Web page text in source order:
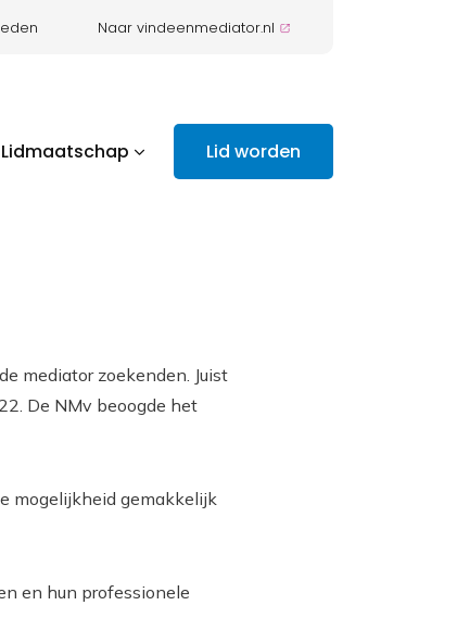
Naar vindeenmediator.nl
Lidmaatschap Lid worden
mediator zoekenden. Juist
De NMv beoogde het
mogelijkheid gemakkelijk
en hun professionele